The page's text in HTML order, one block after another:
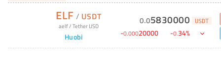
ELF / USDT
aelf/Tether USD
Huobi
0.05830000 USDT
-0.00020000 -0.34%